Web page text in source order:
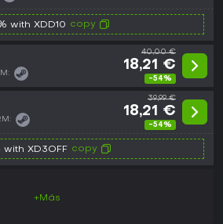
with XDD10 copy
40,00 €
18,21 €
-54%
39,99 €
18,21 €
-54%
with XD3OFF copy
+Más